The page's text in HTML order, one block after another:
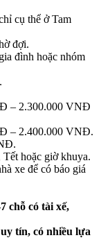
cụ thể ở Tam
đợi.
đình hoặc nhóm
– 2.300.000 VNĐ
– 2.400.000 VNĐ.
hoặc giờ khuya.
xe để có báo giá
chỗ có tài xế,
tín, có nhiều lựa